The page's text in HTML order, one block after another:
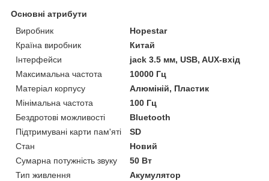
Основні атрибути
Виробник
Hopestar
Країна виробник
Китай
Інтерфейси
jack 3.5 мм, USB, AUX-вхід
Максимальна частота
10000 Гц
Матеріал корпусу
Алюміній, Пластик
Мінімальна частота
100 Гц
Бездротові можливості
Bluetooth
Підтримувані карти пам'яті
SD
Стан
Новий
Сумарна потужність звуку
50 Вт
Тип живлення
Акумулятор